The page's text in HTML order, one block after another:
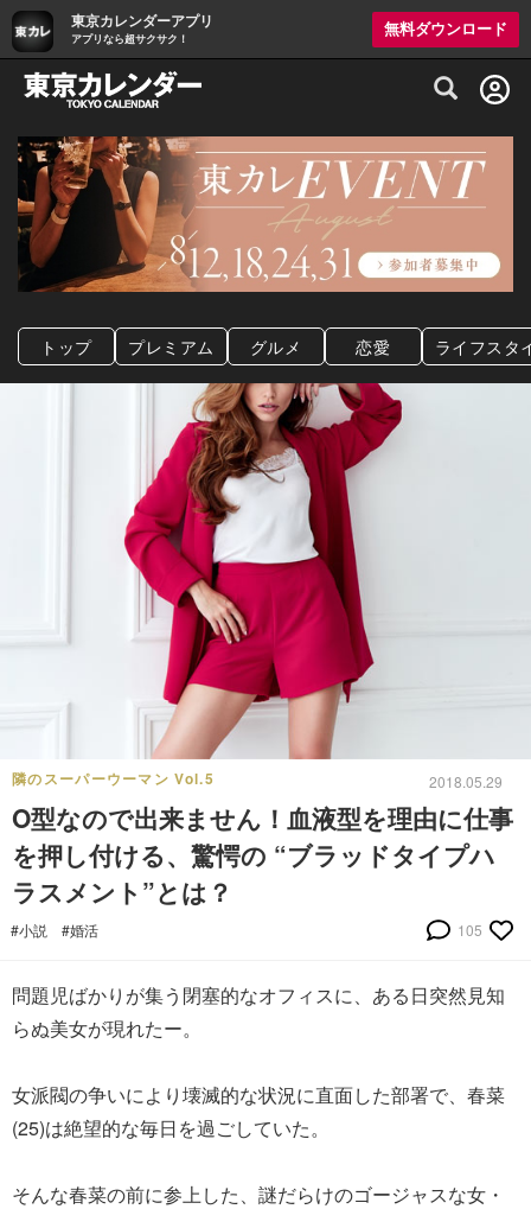
東京カレンダーアプリ
アプリなら超サクサク！
無料ダウンロード
グルメ情報・プレミアムレストラン予約
トップ プレミアム グルメ 恋愛 ライフスタ
隣のスーパーウーマン Vol.5 2018.05.29
O型なので出来ません！血液型を理由に仕事
を押し付ける、驚愕の “ブラッドタイプハ
ラスメント”とは？
#小説 #婚活 105
問題児ばかりが集う閉塞的なオフィスに、ある日突然見知
らぬ美女が現れたー。
女派閥の争いにより壊滅的な状況に直面した部署で、春菜
(25)は絶望的な毎日を過ごしていた。
そんな春菜の前に参上した、謎だらけのゴージャスな女・